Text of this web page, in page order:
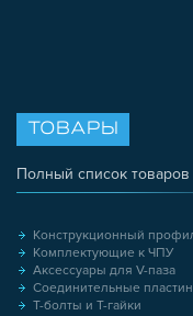
ТОВАРЫ
Полный список
Конструкционный
Комплектующие к ЧПУ
Аксессуары для V-паза
Соединительные
Т-болты и Т-гайки